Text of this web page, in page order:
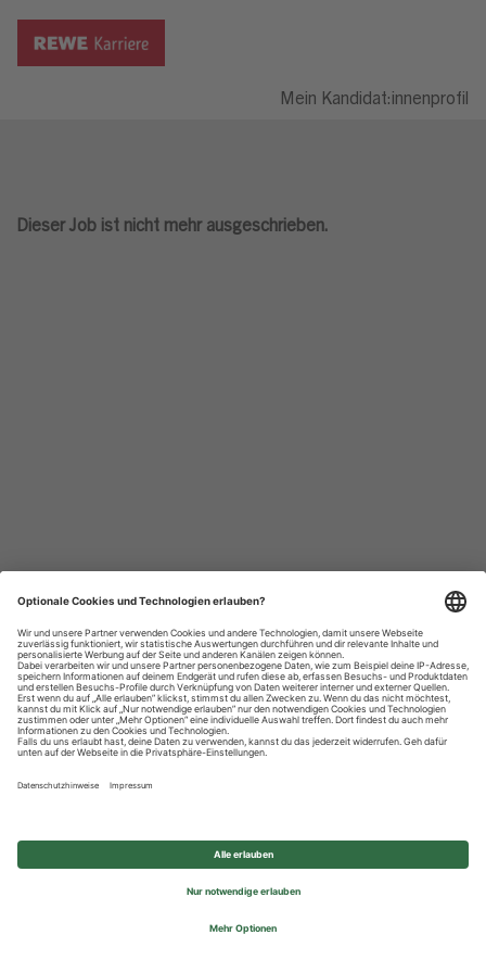
Mein Kandidat:innenprofil
Dieser Job ist nicht mehr ausgeschrieben.
Datenschutzhinweise
Impressum
Privatsphäre-Einstellungen
© 2026 REWE Group - All rights reserved